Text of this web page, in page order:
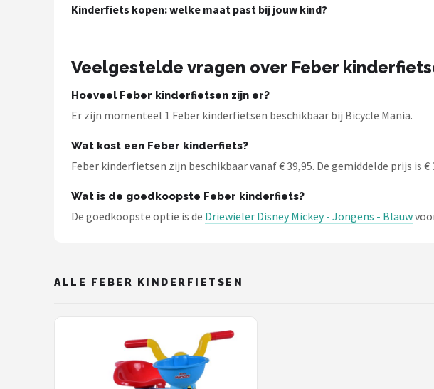
Elektrische fietsen
Mountainbikes
Kinderfiets kopen: welke maat past bij jouw kind?
Veelgestelde vragen over Feber
Hoeveel Feber kinderfietsen zijn er?
Er zijn momenteel 1 Feber kinderfietsen beschikbaar bij Bicycle Mania.
Wat kost een Feber kinderfiets?
Feber kinderfietsen zijn beschikbaar vanaf € 39,95. De gemiddelde prijs is €
Wat is de goedkoopste Feber kinderfiets?
De goedkoopste optie is de Driewieler Disney Mickey - Jongens - Blauw
ALLE FEBER KINDERFIETSEN